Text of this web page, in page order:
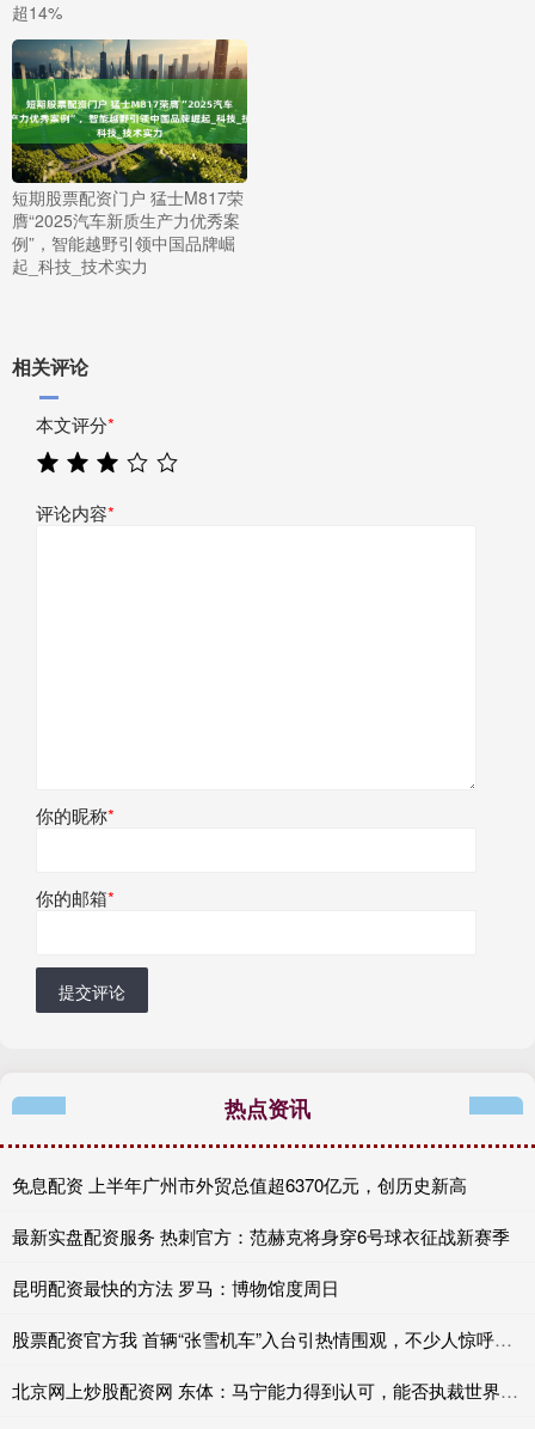
超14%
短期股票配资门户 猛士M817荣
膺“2025汽车新质生产力优秀案
例”，智能越野引领中国品牌崛
起_科技_技术实力
相关评论
本文评分*
评论内容*
你的昵称*
你的邮箱*
提交评论
热点资讯
免息配资 上半年广州市外贸总值超6370亿元，创历史新高
最新实盘配资服务 热刺官方：范赫克将身穿6号球衣征战新赛季
昆明配资最快的方法 罗马：博物馆度周日
股票配资官方我 首辆“张雪机车”入台引热情围观，不少人惊呼：“太帅了”
北京网上炒股配资网 东体：马宁能力得到认可，能否执裁世界杯要看具体安排和任用了